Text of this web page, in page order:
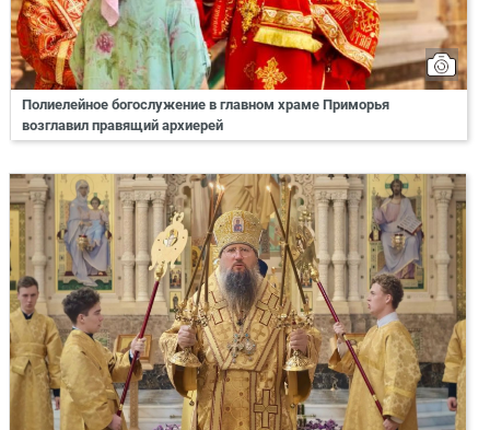
Полиелейное богослужение в главном храме Приморья
возглавил правящий архиерей